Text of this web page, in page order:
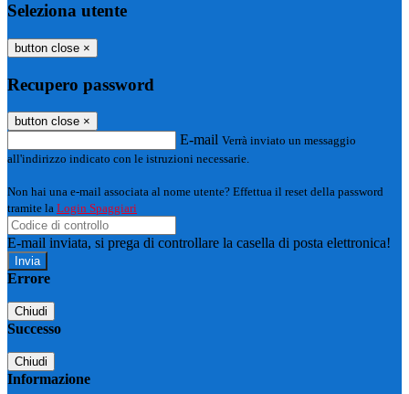
Seleziona utente
button close ×
Recupero password
button close ×
E-mail Verrà inviato un messaggio
all'indirizzo indicato con le istruzioni necessarie.
Non hai una e-mail associata al nome utente? Effettua il reset della password
tramite la Login Spaggiari
E-mail inviata, si prega di controllare la casella di posta elettronica!
Errore
Chiudi
Successo
Chiudi
Informazione